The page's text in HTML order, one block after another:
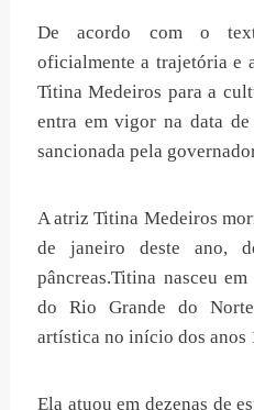
De acordo com o
oficialmente a trajetória e
Titina Medeiros para a
entra em vigor na data
sancionada pela
A atriz Titina Medeiros
de janeiro deste ano,
pâncreas.Titina nasceu
do Rio Grande do
artística no início dos anos
Ela atuou em dezenas de